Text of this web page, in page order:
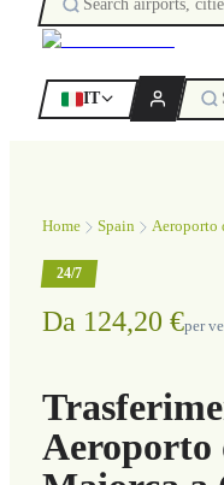
IT
Home Spain Aeroporto
24/7
Da 124,20 €per
Aeroporto